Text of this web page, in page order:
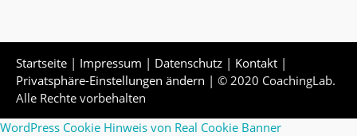
Startseite | Impressum | Datenschutz | Kontakt |
Privatsphäre-Einstellungen ändern | © 2020 CoachingLab.
Alle Rechte vorbehalten
WordPress Cookie Hinweis von Real Cookie Banner